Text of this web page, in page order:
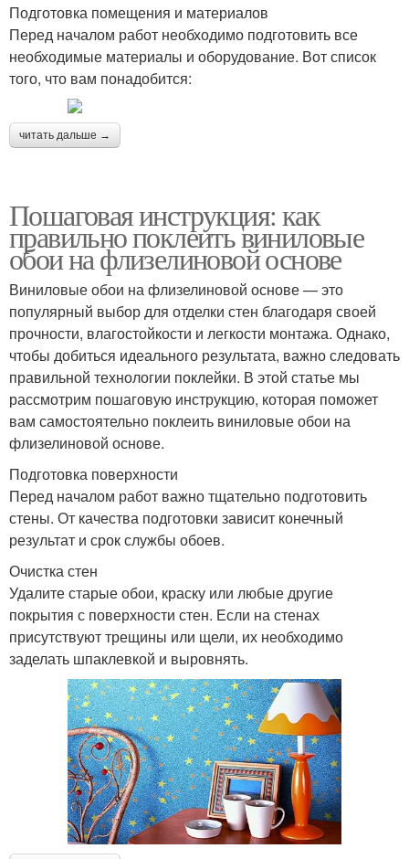
Подготовка помещения и материалов
Перед началом работ необходимо подготовить все
необходимые материалы и оборудование. Вот список
того, что вам понадобится:
читать дальше →
Пошаговая инструкция: как
правильно поклеить виниловые
обои на флизелиновой основе
Виниловые обои на флизелиновой основе — это
популярный выбор для отделки стен благодаря своей
прочности, влагостойкости и легкости монтажа. Однако,
чтобы добиться идеального результата, важно следовать
правильной технологии поклейки. В этой статье мы
рассмотрим пошаговую инструкцию, которая поможет
вам самостоятельно поклеить виниловые обои на
флизелиновой основе.
Подготовка поверхности
Перед началом работ важно тщательно подготовить
стены. От качества подготовки зависит конечный
результат и срок службы обоев.
Очистка стен
Удалите старые обои, краску или любые другие
покрытия с поверхности стен. Если на стенах
присутствуют трещины или щели, их необходимо
заделать шпаклевкой и выровнять.